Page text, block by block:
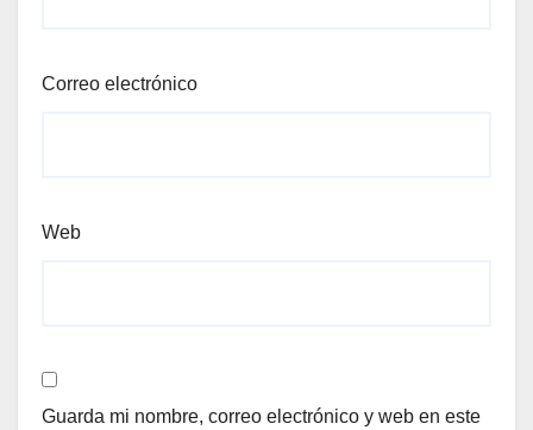
Correo electrónico
Web
Guarda mi nombre, correo electrónico y web en este